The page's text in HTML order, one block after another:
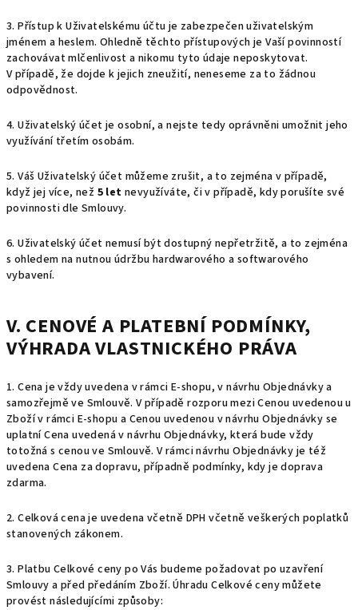
3. Přístup k Uživatelskému účtu je zabezpečen uživatelským
jménem a heslem. Ohledně těchto přístupových je Vaší povinností
zachovávat mlčenlivost a nikomu tyto údaje neposkytovat.
V případě, že dojde k jejich zneužití, neneseme za to žádnou
odpovědnost.
4. Uživatelský účet je osobní, a nejste tedy oprávněni umožnit jeho
využívání třetím osobám.
5. Váš Uživatelský účet můžeme zrušit, a to zejména v případě,
když jej více, než 5 let nevyužíváte, či v případě, kdy porušíte své
povinnosti dle Smlouvy.
6. Uživatelský účet nemusí být dostupný nepřetržitě, a to zejména
s ohledem na nutnou údržbu hardwarového a softwarového
vybavení.
V. CENOVÉ A PLATEBNÍ PODMÍNKY,
VÝHRADA VLASTNICKÉHO PRÁVA
1. Cena je vždy uvedena v rámci E-shopu, v návrhu Objednávky a
samozřejmě ve Smlouvě. V případě rozporu mezi Cenou uvedenou u
Zboží v rámci E-shopu a Cenou uvedenou v návrhu Objednávky se
uplatní Cena uvedená v návrhu Objednávky, která bude vždy
totožná s cenou ve Smlouvě. V rámci návrhu Objednávky je též
uvedena Cena za dopravu, případně podmínky, kdy je doprava
zdarma.
2. Celková cena je uvedena včetně DPH včetně veškerých poplatků
stanovených zákonem.
3. Platbu Celkové ceny po Vás budeme požadovat po uzavření
Smlouvy a před předáním Zboží. Úhradu Celkové ceny můžete
provést následujícími způsoby: